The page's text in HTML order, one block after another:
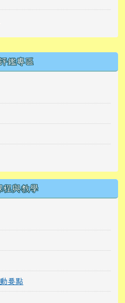
鑑專區
程與教學
要點